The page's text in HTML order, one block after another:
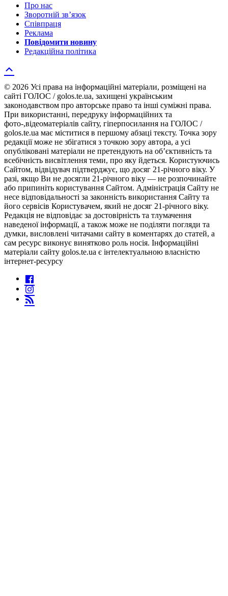
Про нас
Зворотній зв’язок
Співпраця
Реклама
Повідомити новину
Редакційна політика
© 2026 Усі права на інформаційні матеріали, розміщені на
сайті ГОЛОС / golos.te.ua, захищені українським
законодавством про авторське право та інші суміжні права.
При використанні, передруку інформаційних та
фото-,відеоматеріалів сайту, гіперпосилання на ГОЛОС /
golos.te.ua має міститися в першому абзаці тексту. Точка зору
редакції може не збігатися з точкою зору автора, а усі
опубліковані матеріали не претендують на об’єктивність та
всебічність висвітлення теми, про яку йдеться. Користуючись
Сайтом, відвідувач підтверджує, що досяг 21-річного віку. У
разі, якщо Ви не досягли 21-річного віку — не розпочинайте
або припиніть користування Сайтом. Адміністрація Сайту не
несе відповідальності за законність використання Сайту та
його сервісів Користувачем, який не досяг 21-річного віку.
Редакція не відповідає за достовірність та тлумачення
наведеної інформації, а також може не поділяти погляди та
думки, висловлені читачами сайту в коментарях до статей, а
сам ресурс виконує винятково роль носія. Інформаційні
матеріали сайту golos.te.ua є інтелектуальною власністю
інтернет-ресурсу